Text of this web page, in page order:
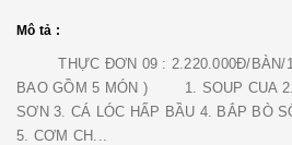
Mô tả :
THỰC ĐƠN 09 :
BAO GỒM 5 MÓN ) 1. SOUP CUA 2.
SƠN 3. CÁ LÓC HẤP BẦU 4. BẮP BÒ
5. CƠM CH...